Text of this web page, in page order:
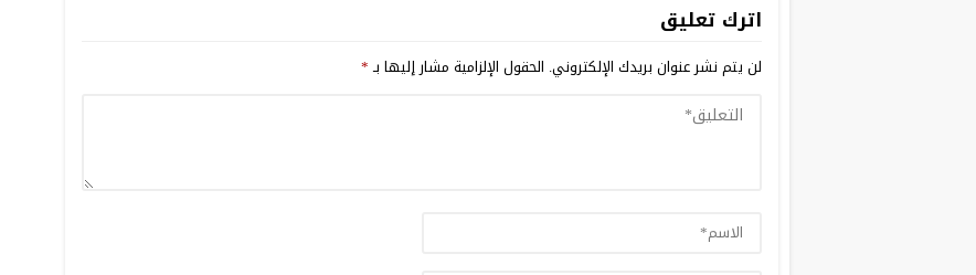
اترك تعليق
لن يتم نشر عنوان بريدك الإلكتروني. الحقول الإلزامية مشار إليها بـ*